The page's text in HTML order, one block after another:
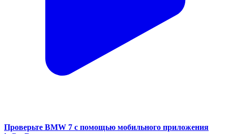
Проверьте BMW 7 с помощью мобильного приложения